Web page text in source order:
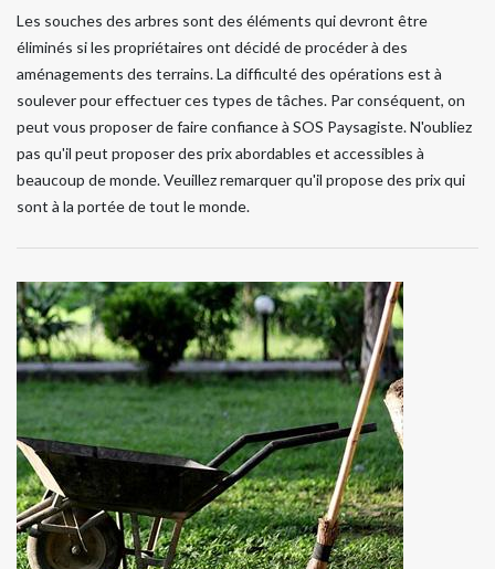
Les souches des arbres sont des éléments qui devront être
éliminés si les propriétaires ont décidé de procéder à des
aménagements des terrains. La difficulté des opérations est à
soulever pour effectuer ces types de tâches. Par conséquent, on
peut vous proposer de faire confiance à SOS Paysagiste. N'oubliez
pas qu'il peut proposer des prix abordables et accessibles à
beaucoup de monde. Veuillez remarquer qu'il propose des prix qui
sont à la portée de tout le monde.